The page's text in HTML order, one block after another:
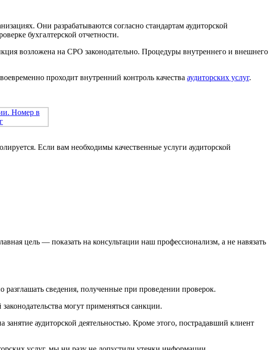
Они разрабатываются согласно стандартам аудиторской
бухгалтерской отчетности.
возложена на СРО законодательно. Процедуры внутреннего и внешнего
проходит внутренний контроль качества аудиторских услуг.
Если вам необходимы качественные услуги аудиторской
цель — показать на консультации наш профессионализм, а не навязать
сведения, полученные при проведении проверок.
могут применяться санкции.
аудиторской деятельностью. Кроме этого, пострадавший клиент